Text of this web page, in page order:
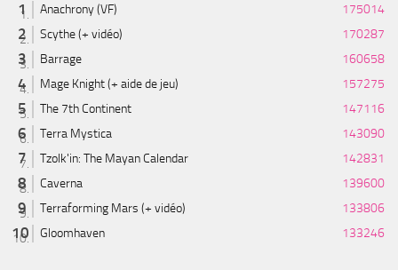
Anachrony (VF)
175014
Scythe (+ vidéo)
170287
Barrage
160658
Mage Knight (+ aide de jeu)
157275
The 7th Continent
147116
Terra Mystica
143090
Tzolk'in: The Mayan Calendar
142831
Caverna
139600
Terraforming Mars (+ vidéo)
133806
Gloomhaven
133246